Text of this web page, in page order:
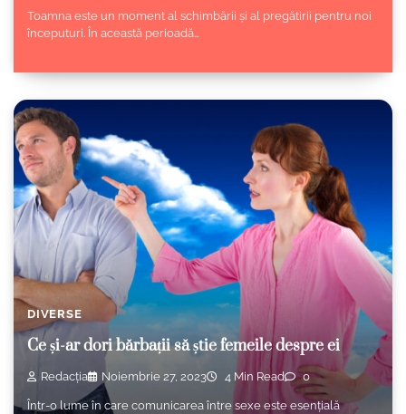
Toamna este un moment al schimbării și al pregătirii pentru noi
începuturi. În această perioadă…
DIVERSE
Ce și-ar dori bărbații să știe femeile despre ei
Redacția Noiembrie 27, 2023 4 Min Read 0
Într-o lume în care comunicarea între sexe este esențială